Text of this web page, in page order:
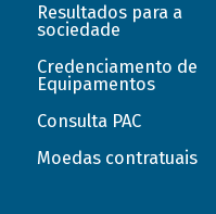
Resultados para a
sociedade
Credenciamento de
Equipamentos
Consulta PAC
Moedas contratuais